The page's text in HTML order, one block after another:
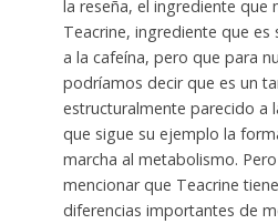
la reseña, el ingrediente que
Teacrine, ingrediente que
a la cafeína, pero que para
podríamos decir que es un
estructuralmente parecido a
que sigue su ejemplo la
marcha al metabolismo.
mencionar que Teacrine
diferencias importantes de